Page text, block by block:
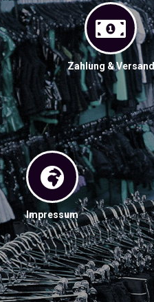
Zahlung & Versand
Impressum